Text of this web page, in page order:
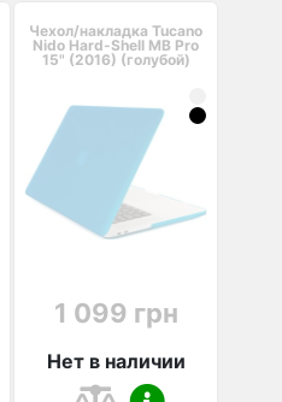
Чехол/накладка Tucano
Nido Hard-Shell MB Pro
15" (2016) (голубой)
1 099 грн
Нет в наличии